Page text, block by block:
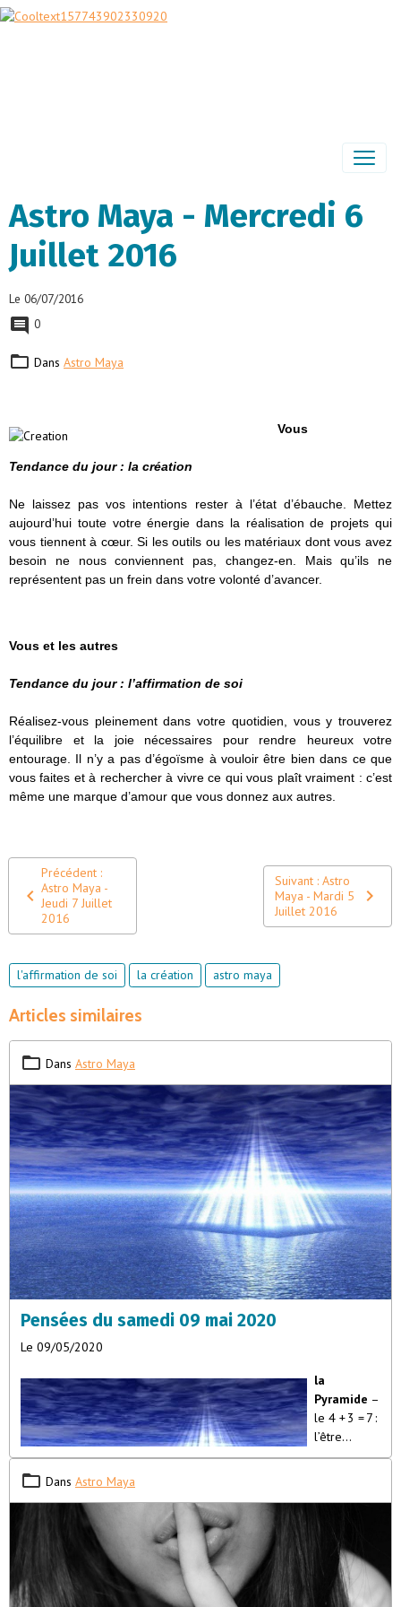
Astro Maya - Mercredi 6
Juillet 2016
Le 06/07/2016
0
Dans Astro Maya
Vous
Tendance du jour : la création
Ne laissez pas vos intentions rester à l’état d’ébauche. Mettez
aujourd’hui toute votre énergie dans la réalisation de projets qui
vous tiennent à cœur. Si les outils ou les matériaux dont vous avez
besoin ne nous conviennent pas, changez-en. Mais qu’ils ne
représentent pas un frein dans votre volonté d’avancer.
Vous et les autres
Tendance du jour : l’affirmation de soi
Réalisez-vous pleinement dans votre quotidien, vous y trouverez
l’équilibre et la joie nécessaires pour rendre heureux votre
entourage. Il n’y a pas d’égoïsme à vouloir être bien dans ce que
vous faites et à rechercher à vivre ce qui vous plaît vraiment : c’est
même une marque d’amour que vous donnez aux autres.
Précédent :
Astro Maya -
Jeudi 7 Juillet
2016
Suivant : Astro
Maya - Mardi 5
Juillet 2016
l'affirmation de soi la création astro maya
Articles similaires
Dans Astro Maya
Pensées du samedi 09 mai 2020
Le 09/05/2020
la
Pyramide –
le 4 + 3 = 7 :
l’être
vivant”La
de quatre
faces
triangulaires.
Dans Astro Maya